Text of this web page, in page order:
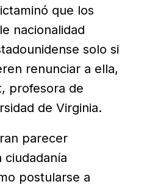
que los
nacionalidad
solo si
renunciar a ella,
profesora de
de Virginia.
parecer
ciudadanía
postularse a